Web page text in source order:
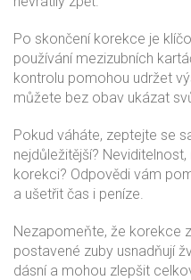
Po skončení korekce je
používání mezizubních
kontrolu pomohou udržet
můžete bez obav ukázat
Pokud váháte, zeptejte se
nejdůležitější?
korekci? Odpovědi vám
a ušetřit čas i peníze.
Nezapomeňte, že korekce
postavené zuby usnadňují
dásní a mohou zlepšit